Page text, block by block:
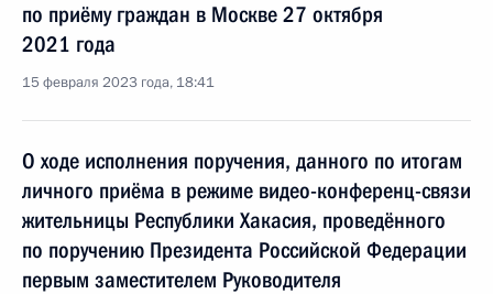
по приёму граждан в Москве 27 октября
2021 года
15 февраля 2023 года, 18:41
О ходе исполнения поручения, данного по итогам
личного приёма в режиме видео-конференц-связи
жительницы Республики Хакасия, проведённого
по поручению Президента Российской Федерации
первым заместителем Руководителя